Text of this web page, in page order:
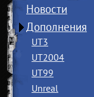
Новости
Дополнения
UT3
UT2004
UT99
Unreal